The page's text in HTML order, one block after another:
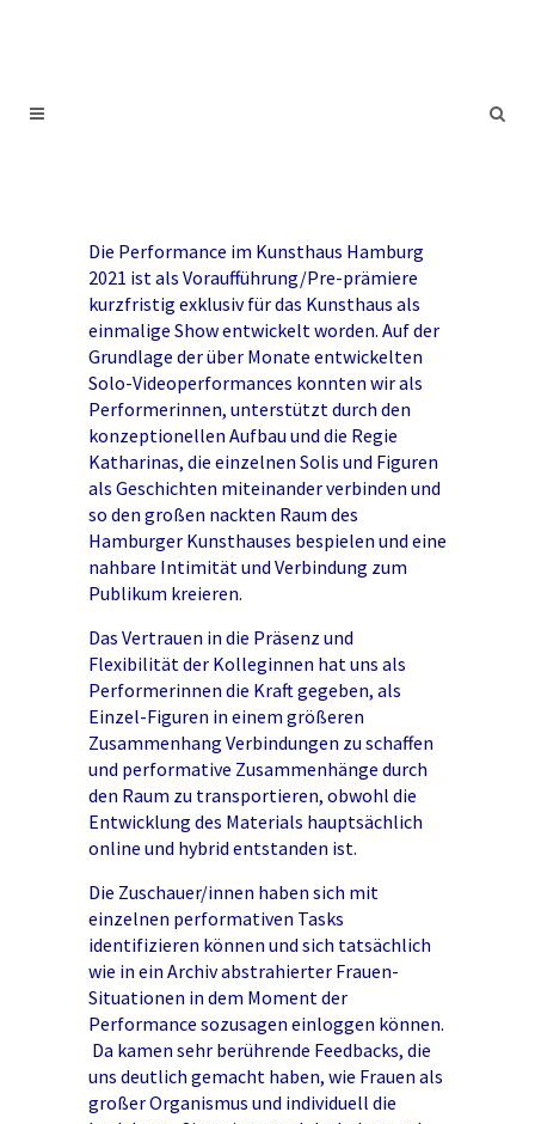
Die Performance im Kunsthaus Hamburg
2021 ist als Voraufführung/Pre-prämiere
kurzfristig exklusiv für das Kunsthaus als
einmalige Show entwickelt worden. Auf der
Grundlage der über Monate entwickelten
Solo-Videoperformances konnten wir als
Performerinnen, unterstützt durch den
konzeptionellen Aufbau und die Regie
Katharinas, die einzelnen Solis und Figuren
als Geschichten miteinander verbinden und
so den großen nackten Raum des
Hamburger Kunsthauses bespielen und eine
nahbare Intimität und Verbindung zum
Publikum kreieren.
Das Vertrauen in die Präsenz und
Flexibilität der Kolleginnen hat uns als
Performerinnen die Kraft gegeben, als
Einzel-Figuren in einem größeren
Zusammenhang Verbindungen zu schaffen
und performative Zusammenhänge durch
den Raum zu transportieren, obwohl die
Entwicklung des Materials hauptsächlich
online und hybrid entstanden ist.
Die Zuschauer/innen haben sich mit
einzelnen performativen Tasks
identifizieren können und sich tatsächlich
wie in ein Archiv abstrahierter Frauen-
Situationen in dem Moment der
Performance sozusagen einloggen können.
Da kamen sehr berührende Feedbacks, die
uns deutlich gemacht haben, wie Frauen als
großer Organismus und individuell die